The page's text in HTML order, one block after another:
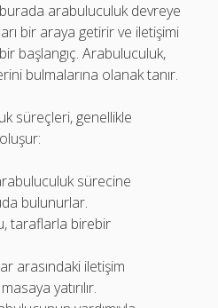
arabuluculuk devreye
bir araya getirir ve iletişimi
başlangıç. Arabuluculuk,
bulmalarına olanak tanır.
süreçleri, genellikle
sürecine
bulunurlar.
taraflarla birebir
arasındaki iletişim
yatırılır.